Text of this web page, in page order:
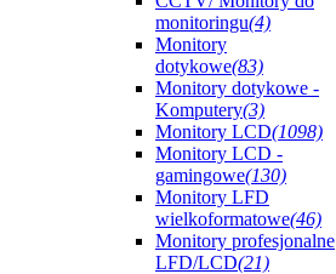
monitoringu(4)
Monitory
dotykowe(83)
Monitory dotykowe -
Komputery(3)
Monitory LCD(1098)
Monitory LCD -
gamingowe(130)
Monitory LFD
wielkoformatowe(46)
Monitory profesjonalne
LFD/LCD(21)